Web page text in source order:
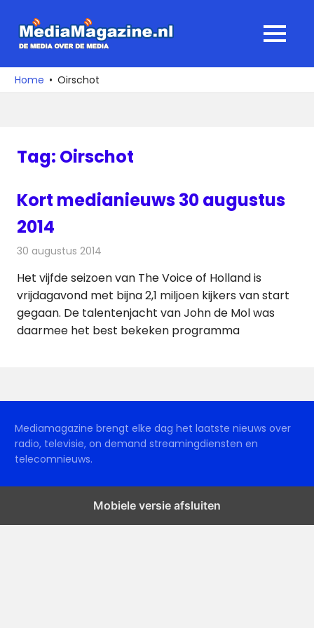
naar
media
over
MENU
Home Oirschot
Tag: Oirschot
Kort medianieuws 30 augustus
2014
30 augustus 2014
Het vijfde seizoen van The Voice of Holland is
vrijdagavond met bijna 2,1 miljoen kijkers van start
gegaan. De talentenjacht van John de Mol was
daarmee het best bekeken programma
Mediamagazine brengt elke dag het laatste nieuws over
radio, televisie, on demand streamingdiensten en
telecomnieuws.
Mobiele versie afsluiten